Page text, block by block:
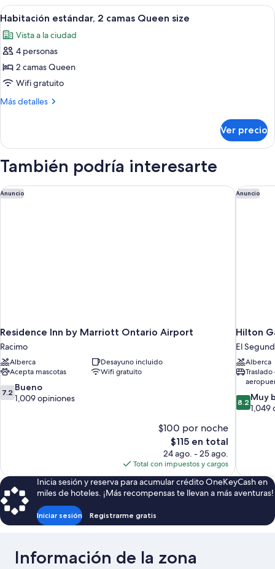
Abrir
todas
las
fotos
de
Habitación
estándar,
Queen
size
Habitación de hotel con dos camas,
8
Habitación estándar, 2 camas Queen size
Vista a la ciudad
4 personas
2 camas Queen
Wifi gratuito
Más detalles
Más
estándar,
camas
size
Ver precio
También podría interesarte
Anuncio
Residence Inn by Marriott Ontario Airport
Racimo
Alberca
Desayuno incluido
Acepta mascotas
Wifi gratuito
7.2
de
7.2 Bueno
1,009 opiniones
$100 por noche
El
precio
actual
es
de
$115
$115 en total
24 ago. - 25 ago.
Total con impuestos y cargos
Residence Inn by Marriott Ontario Airport Anuncio
Hilton
El
Alberca
8.2
de
8.2 Muy
1,049
Hilton
Inicia sesión y reserva para acumular crédito OneKeyCash en
miles de hoteles. ¡Más recompensas te llevan a más aventuras!
Iniciar sesión Registrarme gratis
Información de la zona